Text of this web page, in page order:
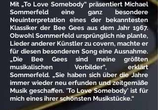
Mit „To Love Somebody“ präsentiert Michael
Sommerfeld eine ganz besondere
Neuinterpretation eines der bekanntesten
Klassiker der Bee Gees aus dem Jahr 1967.
Obwohl Sommerfeld ursprünglich nie plante,
Lieder anderer Künstler zu covern, machte er
für diesen besonderen Song eine Ausnahme.
„Die Bee Gees sind meine größten
musikalischen Vorbilder“, erklärt
Sommerfeld. „Sie haben sich über die Jahre
immer wieder neu erfunden und zeitgemäße
Musik geschaffen. 'To Love Somebody' ist für
mich eines ihrer schönsten Musikstücke.“